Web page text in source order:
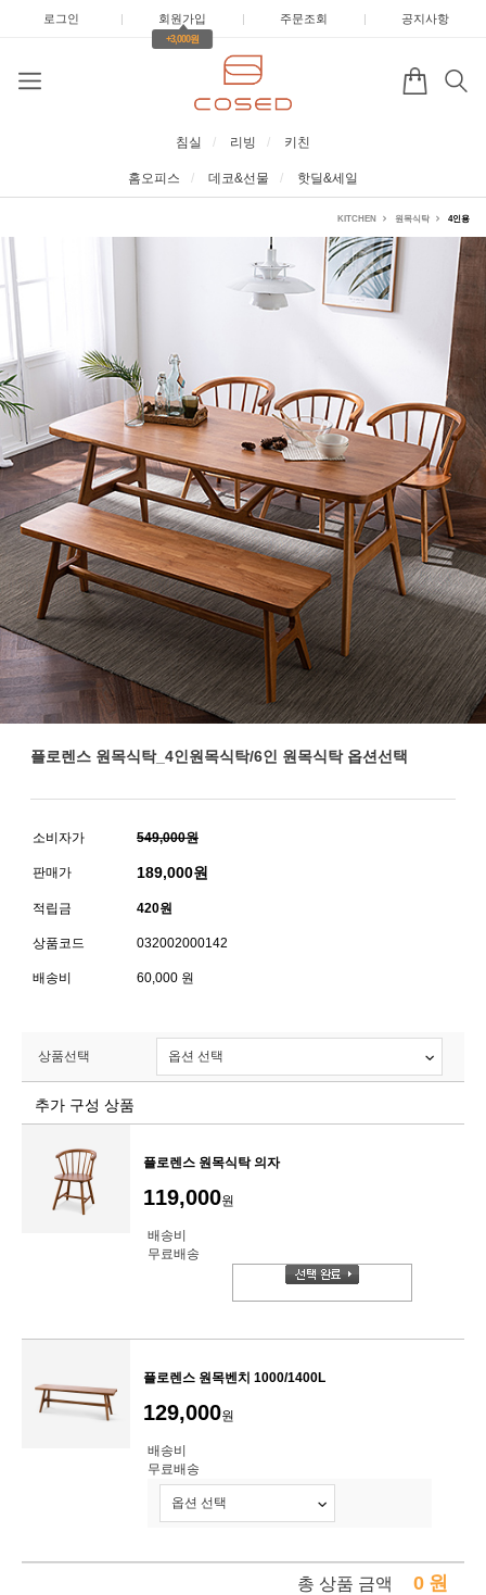
로그인 | 회원가입 |
+3,000원
주문조회 | 공지사항
침실 리빙 키친
홈오피스 데코&선물 핫딜&세일
KITCHEN 원목식탁 4인용
플로렌스 원목식탁_4인원목식탁/6인 원목식탁 옵션선택
소비자가 549,000원
판매가 189,000원
적립금 420원
상품코드 032002000142
배송비 60,000 원
상품선택
추가 구성 상품
플로렌스 원목식탁 의자
119,000원
배송비
무료배송
플로렌스 원목벤치 1000/1400L
129,000원
배송비
무료배송
총 상품 금액 0 원